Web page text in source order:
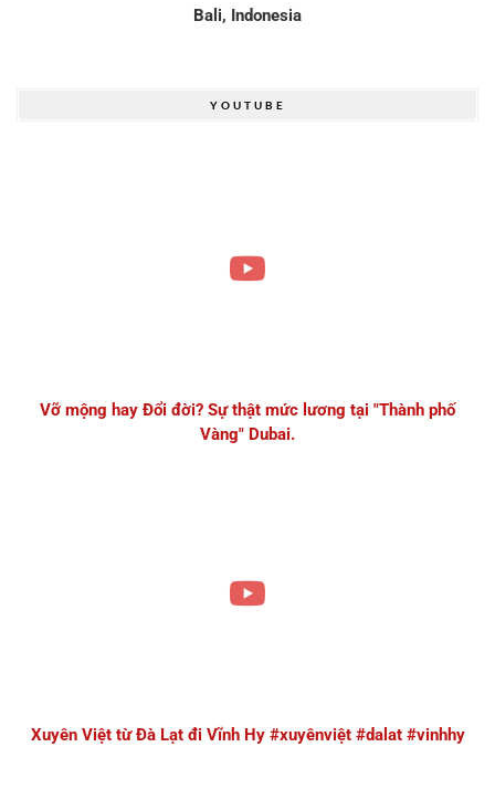
Bali, Indonesia
YOUTUBE
Vỡ mộng hay Đổi đời? Sự thật mức lương tại "Thành phố
Vàng" Dubai.
Xuyên Việt từ Đà Lạt đi Vĩnh Hy #xuyênviệt #dalat #vinhhy